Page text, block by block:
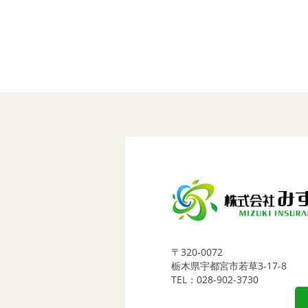
〒320-0072
栃木県宇都宮市若草3-17-8
TEL：028-902-3730